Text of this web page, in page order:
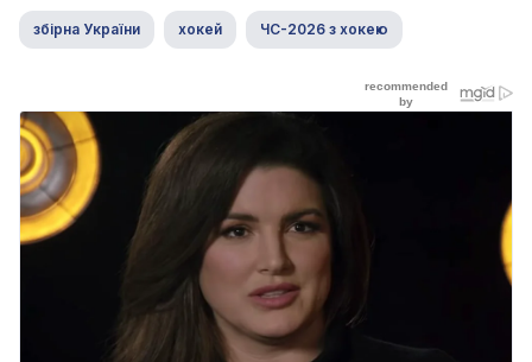
збірна України хокей ЧС-2026 з хокею